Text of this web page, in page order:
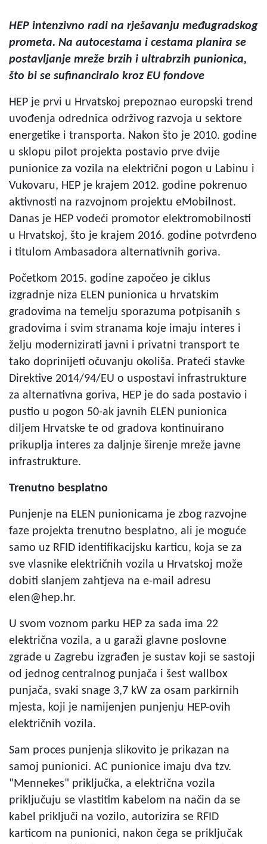
HEP intenzivno radi na rješavanju međugradskog
prometa. Na autocestama i cestama planira se
postavljanje mreže brzih i ultrabrzih punionica,
što bi se sufinanciralo kroz EU fondove
HEP je prvi u Hrvatskoj prepoznao europski trend
uvođenja odrednica održivog razvoja u sektore
energetike i transporta. Nakon što je 2010. godine
u sklopu pilot projekta postavio prve dvije
punionice za vozila na električni pogon u Labinu i
Vukovaru, HEP je krajem 2012. godine pokrenuo
aktivnosti na razvojnom projektu eMobilnost.
Danas je HEP vodeći promotor elektromobilnosti
u Hrvatskoj, što je krajem 2016. godine potvrđeno
i titulom Ambasadora alternativnih goriva.
Početkom 2015. godine započeo je ciklus
izgradnje niza ELEN punionica u hrvatskim
gradovima na temelju sporazuma potpisanih s
gradovima i svim stranama koje imaju interes i
želju modernizirati javni i privatni transport te
tako doprinijeti očuvanju okoliša. Prateći stavke
Direktive 2014/94/EU o uspostavi infrastrukture
za alternativna goriva, HEP je do sada postavio i
pustio u pogon 50-ak javnih ELEN punionica
diljem Hrvatske te od gradova kontinuirano
prikuplja interes za daljnje širenje mreže javne
infrastrukture.
Trenutno besplatno
Punjenje na ELEN punionicama je zbog razvojne
faze projekta trenutno besplatno, ali je moguće
samo uz RFID identifikacijsku karticu, koja se za
sve vlasnike električnih vozila u Hrvatskoj može
dobiti slanjem zahtjeva na e-mail adresu
elen@hep.hr.
U svom voznom parku HEP za sada ima 22
električna vozila, a u garaži glavne poslovne
zgrade u Zagrebu izgrađen je sustav koji se sastoji
od jednog centralnog punjača i šest wallbox
punjača, svaki snage 3,7 kW za osam parkirnih
mjesta, koji je namijenjen punjenju HEP-ovih
električnih vozila.
Sam proces punjenja slikovito je prikazan na
samoj punionici. AC punionice imaju dva tzv.
"Mennekes" priključka, a električna vozila
priključuju se vlastitim kabelom na način da se
kabel priključi na vozilo, autorizira se RFID
karticom na punionici, nakon čega se priključak